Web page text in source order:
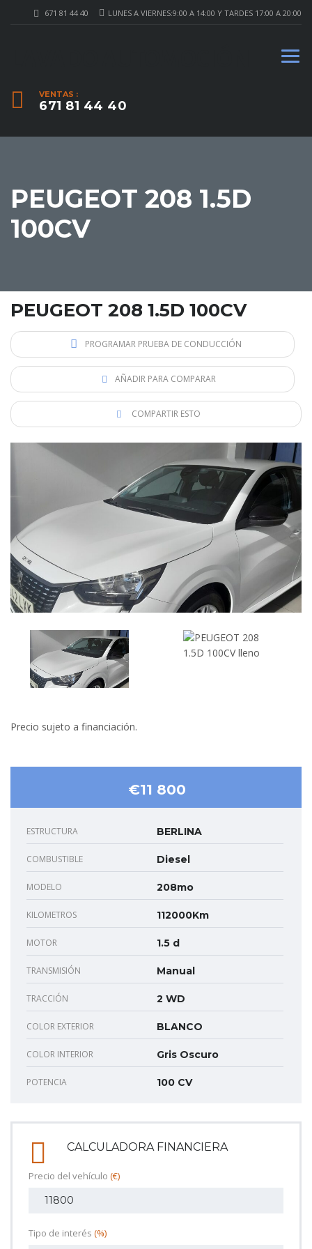
LUNES A VIERNES:9:00 A 14:00 Y TARDES 17:00 A 20:00
671 81 44 40
VENTAS :
671 81 44 40
PEUGEOT 208 1.5D
100CV
PEUGEOT 208 1.5D 100CV
PROGRAMAR PRUEBA DE CONDUCCIÓN
AÑADIR PARA COMPARAR
COMPARTIR ESTO
Precio sujeto a financiación.
€11 800
ESTRUCTURA BERLINA
COMBUSTIBLE Diesel
MODELO 208mo
KILOMETROS 112000Km
MOTOR 1.5 d
TRANSMISIÓN Manual
TRACCIÓN 2 WD
COLOR EXTERIOR BLANCO
COLOR INTERIOR Gris Oscuro
POTENCIA 100 CV
CALCULADORA FINANCIERA
Precio del vehículo (€)
Tipo de interés (%)